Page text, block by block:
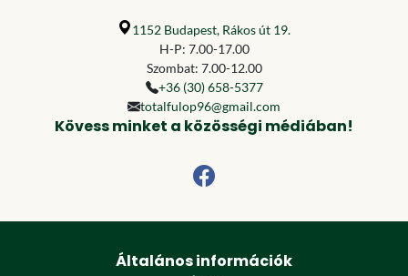
1152 Budapest, Rákos út 19.
H-P: 7.00-17.00
Szombat: 7.00-12.00
+36 (30) 658-5377
totalfulop96@gmail.com
Kövess minket a közösségi médiában!
Általános információk